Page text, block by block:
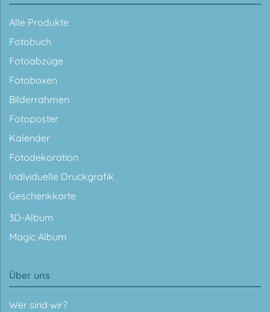
Alle Produkte
Fotobuch
Fotoabzüge
Fotoboxen
Bilderrahmen
Fotoposter
Kalender
Fotodekoration
Individuelle Druckgrafik
Geschenkkarte
3D-Album
Magic Album
Über uns
Wer sind wir?